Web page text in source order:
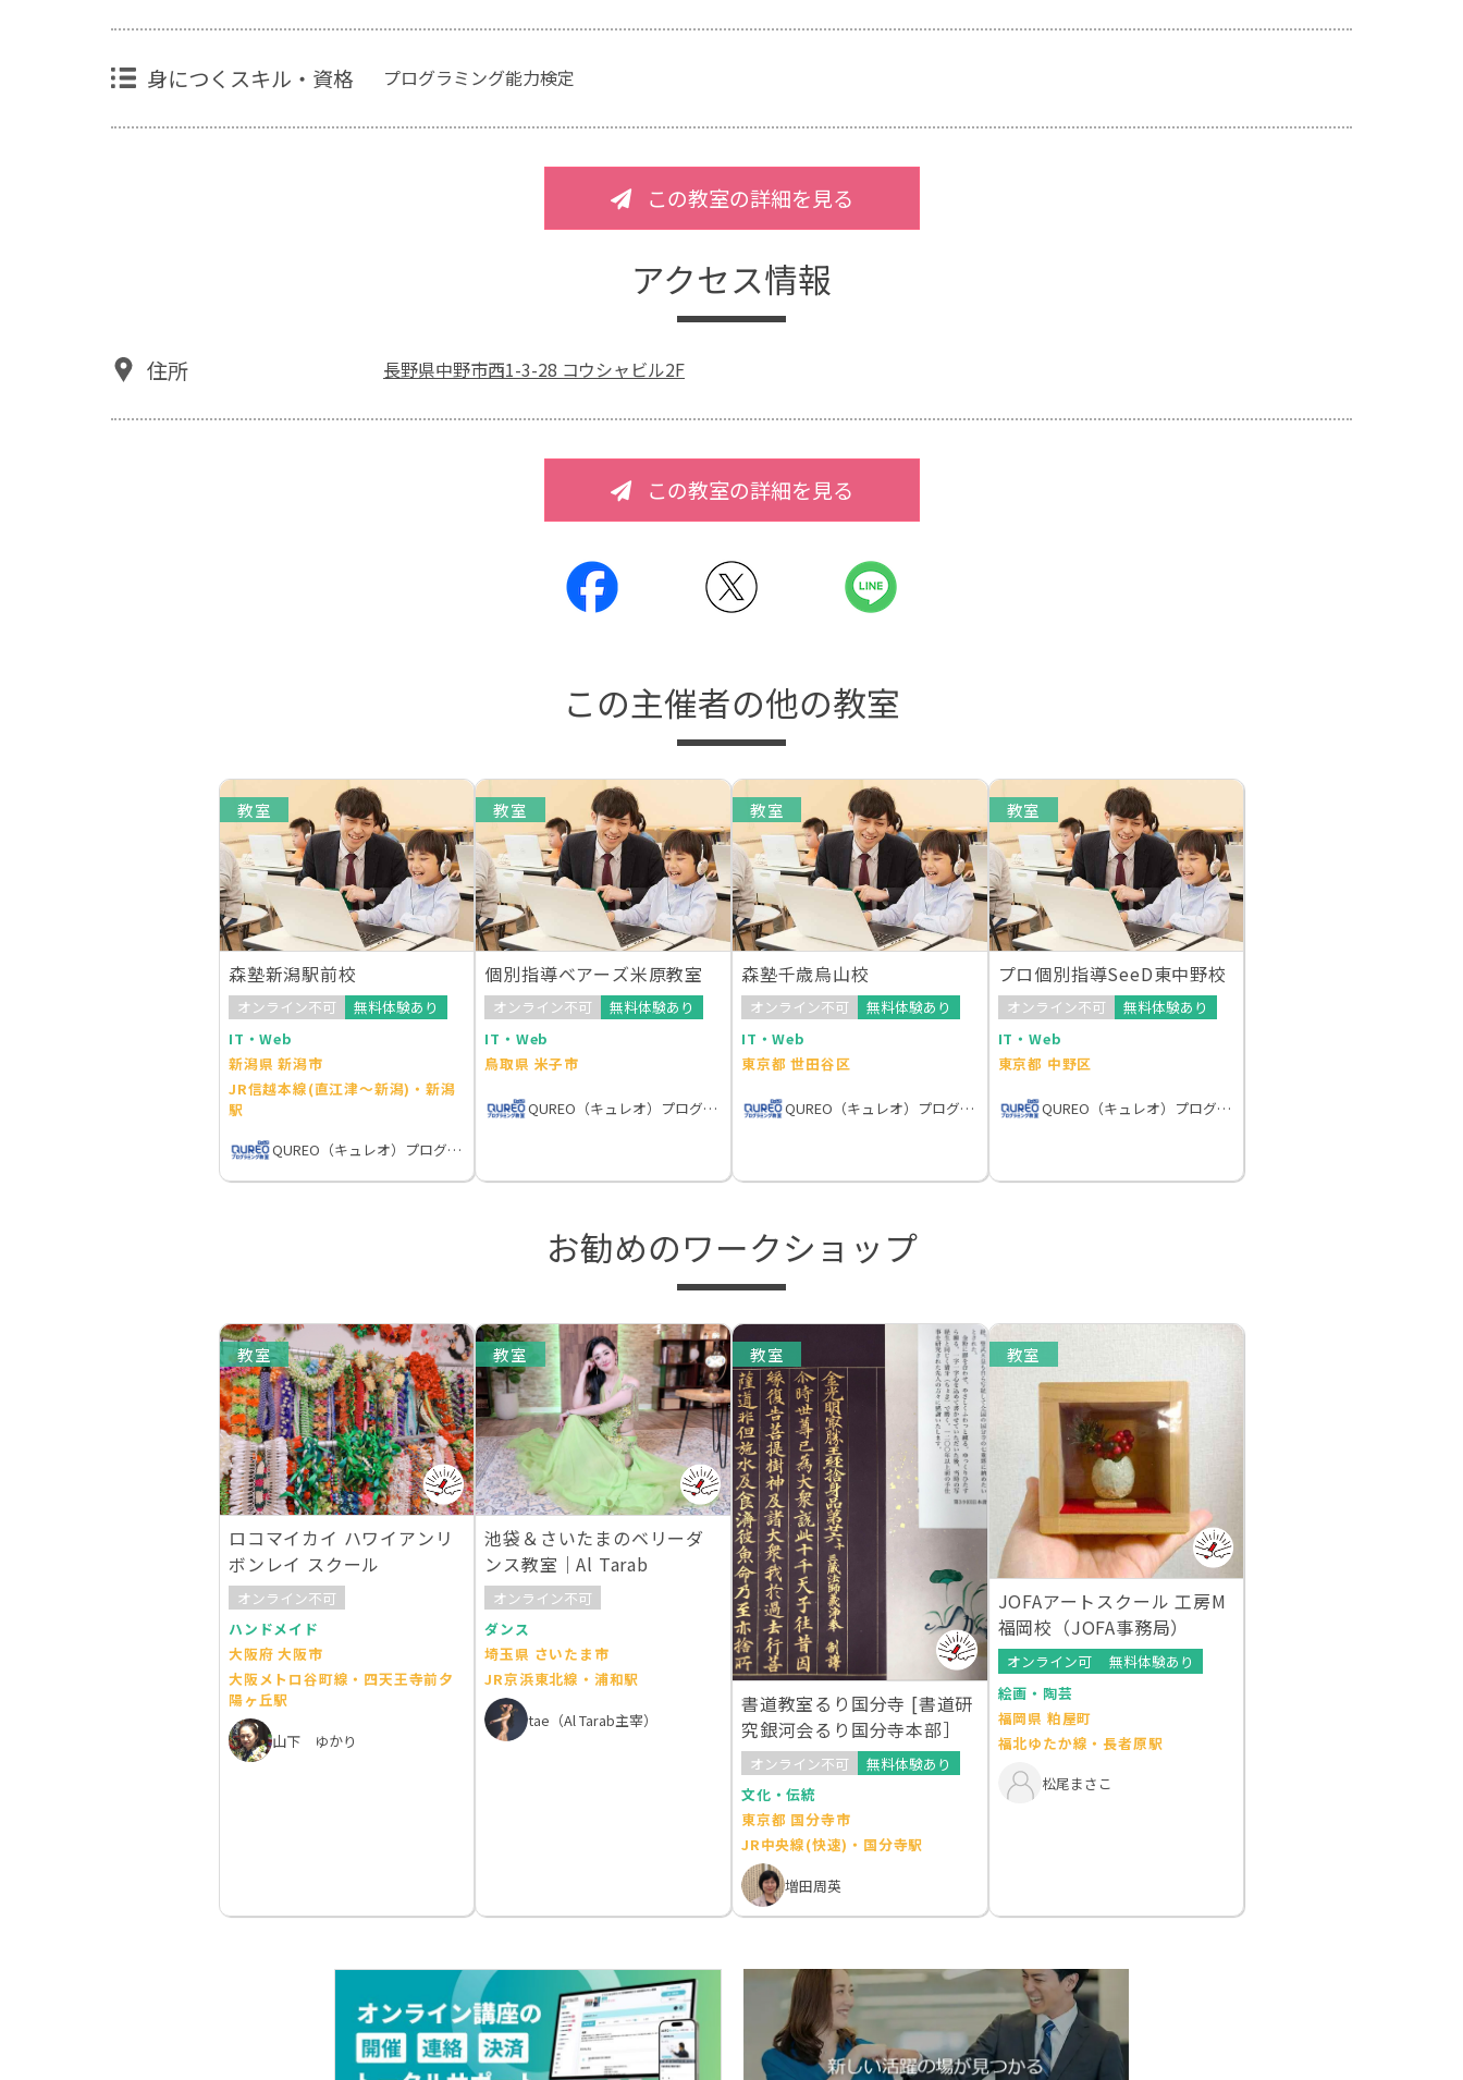
身につくスキル・資格 プログラミング能力検定
この教室の詳細を見る
アクセス情報
住所 長野県中野市西1-3-28 コウシャビル2F
この教室の詳細を見る
この主催者の他の教室
教室
森塾新潟駅前校
オンライン不可
無料体験あり
IT・Web
新潟県 新潟市
JR信越本線(直江津～新潟)・新潟
駅
QUREO（キュレオ）プログラミング教室
教室
個別指導ベアーズ米原教室
オンライン不可
無料体験あり
IT・Web
鳥取県 米子市
QUREO（キュレオ）プログラミング教室
教室
森塾千歳烏山校
オンライン不可
無料体験あり
IT・Web
東京都 世田谷区
QUREO（キュレオ）プログラミング教室
教室
プロ個別指導SeeD東中野校
オンライン不可
無料体験あり
IT・Web
東京都 中野区
QUREO（キュレオ）プログラミング教室
お勧めのワークショップ
教室
ロコマイカイ ハワイアンリ
ボンレイ スクール
オンライン不可
ハンドメイド
大阪府 大阪市
大阪メトロ谷町線・四天王寺前夕
陽ヶ丘駅
山下 ゆかり
教室
池袋＆さいたまのベリーダ
ンス教室｜Al Tarab
オンライン不可
ダンス
埼玉県 さいたま市
JR京浜東北線・浦和駅
tae（Al Tarab主宰）
教室
書道教室るり国分寺 [書道研
究銀河会るり国分寺本部］
オンライン不可
無料体験あり
文化・伝統
東京都 国分寺市
JR中央線(快速)・国分寺駅
増田周英
教室
JOFAアートスクール 工房M
福岡校（JOFA事務局）
オンライン可
無料体験あり
絵画・陶芸
福岡県 粕屋町
福北ゆたか線・長者原駅
松尾まさこ